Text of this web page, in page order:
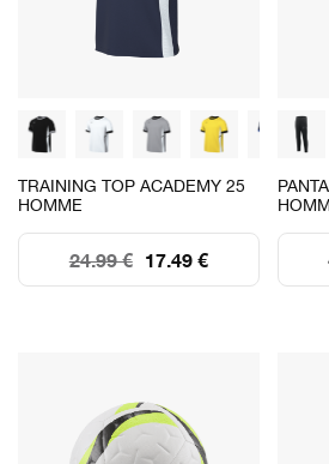
TRAINING TOP ACADEMY 25
HOMME
17.49 €
24.99 €